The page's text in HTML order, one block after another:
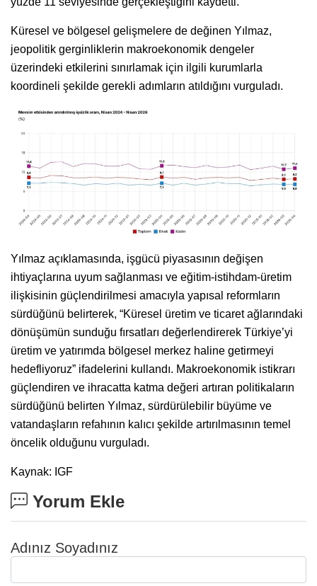
Küresel ve bölgesel gelişmelere de değinen Yılmaz,
jeopolitik gerginliklerin makroekonomik dengeler
üzerindeki etkilerini sınırlamak için ilgili kurumlarla
koordineli şekilde gerekli adımların atıldığını vurguladı.
Yılmaz açıklamasında, işgücü piyasasının değişen
ihtiyaçlarına uyum sağlanması ve eğitim-istihdam-üretim
ilişkisinin güçlendirilmesi amacıyla yapısal reformların
sürdüğünü belirterek, “Küresel üretim ve ticaret ağlarındaki
dönüşümün sunduğu fırsatları değerlendirerek Türkiye’yi
üretim ve yatırımda bölgesel merkez haline getirmeyi
hedefliyoruz” ifadelerini kullandı. Makroekonomik istikrarı
güçlendiren ve ihracatta katma değeri artıran politikaların
sürdüğünü belirten Yılmaz, sürdürülebilir büyüme ve
vatandaşların refahının kalıcı şekilde artırılmasının temel
öncelik olduğunu vurguladı.
Kaynak: IGF
Yorum Ekle
Adınız Soyadınız